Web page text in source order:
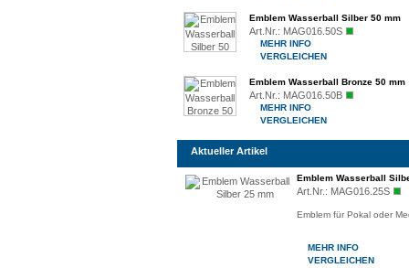
Emblem Wasserball Silber 50 mm
Art.Nr.: MAG016.50S
MEHR INFO
VERGLEICHEN
Emblem Wasserball Bronze 50 mm
Art.Nr.: MAG016.50B
MEHR INFO
VERGLEICHEN
Aktueller Artikel
Emblem Wasserball
Art.Nr.: MAG016.25S
Emblem für Pokal oder
MEHR INFO
VERGLEICHEN